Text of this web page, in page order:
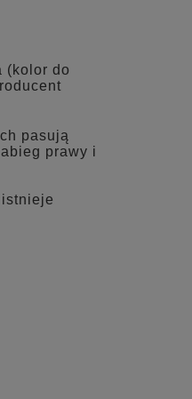
(kolor do
pasują
prawy i